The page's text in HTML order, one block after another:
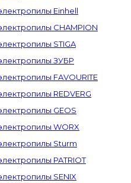
Einhell
CHAMPION
STIGA
ЗУБР
FAVOURITE
REDVERG
GEOS
WORX
Sturm
PATRIOT
SENIX